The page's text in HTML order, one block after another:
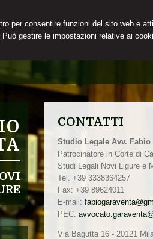
per consentire funzioni del sito web e
Può gestire le impostazioni relative ai
CONTATTI
Studio Legale Avv. Fabio
Patrocinatore in Corte di
Studi Legali Novi Ligure e
Tel. +39 3338364257
Fax: +39 89624011
E-mail:
PEC:
Via Bagutta 16 - 20121